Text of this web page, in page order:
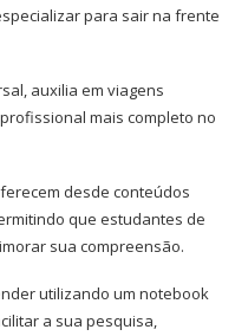
para sair na frente
auxilia em viagens
mais completo no
desde conteúdos
que estudantes de
sua compreensão.
utilizando um notebook
a sua pesquisa,